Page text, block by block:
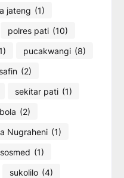
jateng (1)
polres pati (10)
pucakwangi (8)
safin (2)
sekitar pati (1)
(2)
Nugraheni (1)
sosmed (1)
sukolilo (4)